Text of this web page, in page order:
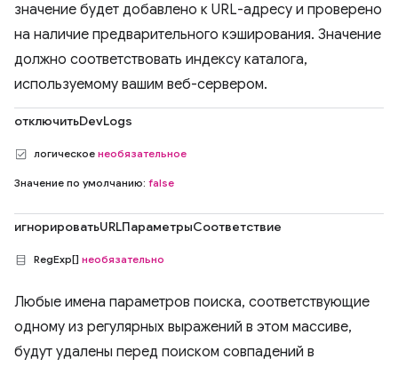
значение будет добавлено к URL-адресу и проверено
на наличие предварительного кэширования. Значение
должно соответствовать индексу каталога,
используемому вашим веб-сервером.
отключитьDevLogs
логическое необязательное
Значение по умолчанию: false
игнорироватьURLПараметрыСоответствие
RegExp[] необязательно
Любые имена параметров поиска, соответствующие
одному из регулярных выражений в этом массиве,
будут удалены перед поиском совпадений в